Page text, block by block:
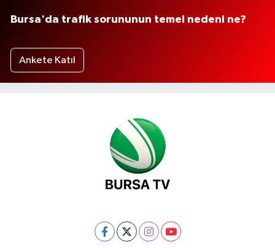
Bursa'da trafik sorununun temel nedeni ne?
Ankete Katıl